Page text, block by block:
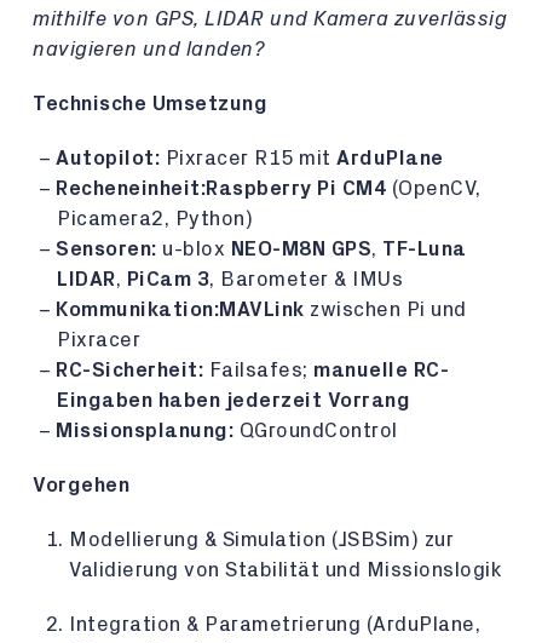
mithilfe von GPS, LIDAR und Kamera zuverlässig
navigieren und landen?
Technische Umsetzung
Autopilot: Pixracer R15 mit ArduPlane
Recheneinheit:Raspberry Pi CM4 (OpenCV,
Picamera2, Python)
Sensoren: u-blox NEO-M8N GPS, TF-Luna
LIDAR, PiCam 3, Barometer & IMUs
Kommunikation:MAVLink zwischen Pi und
Pixracer
RC-Sicherheit: Failsafes; manuelle RC-
Eingaben haben jederzeit Vorrang
Missionsplanung: QGroundControl
Vorgehen
Modellierung & Simulation (JSBSim) zur
Validierung von Stabilität und Missionslogik
Integration & Parametrierung (ArduPlane,